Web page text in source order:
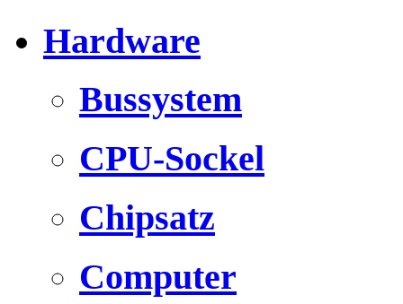
Hardware
Bussystem
CPU-Sockel
Chipsatz
Computer